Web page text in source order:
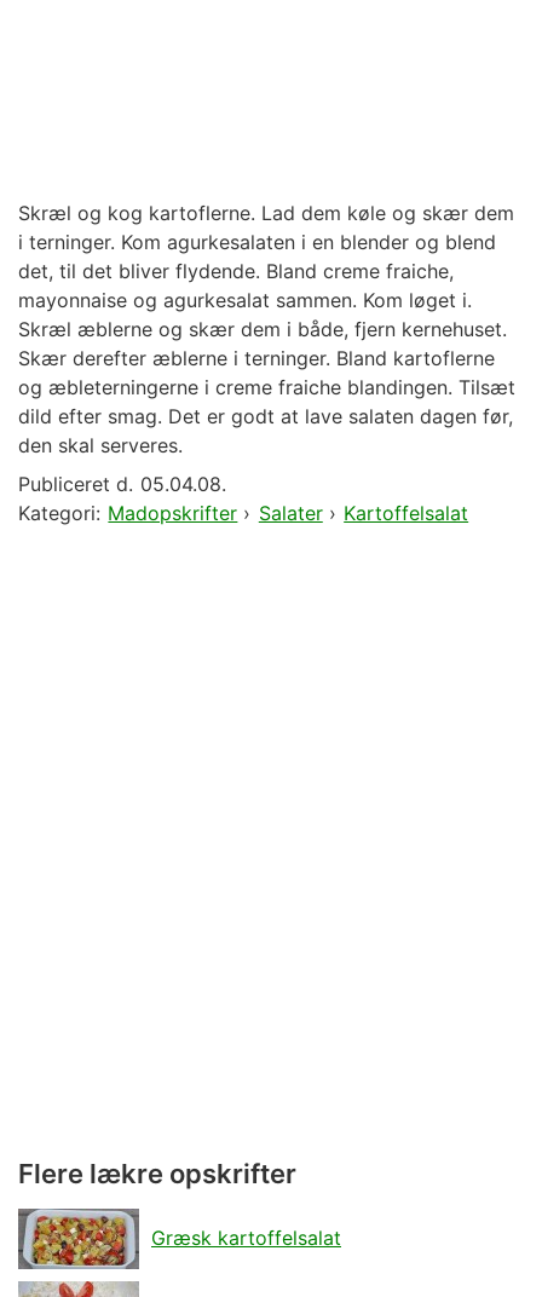
Skræl og kog kartoflerne. Lad dem køle og skær dem
i terninger. Kom agurkesalaten i en blender og blend
det, til det bliver flydende. Bland creme fraiche,
mayonnaise og agurkesalat sammen. Kom løget i.
Skræl æblerne og skær dem i både, fjern kernehuset.
Skær derefter æblerne i terninger. Bland kartoflerne
og æbleterningerne i creme fraiche blandingen. Tilsæt
dild efter smag. Det er godt at lave salaten dagen før,
den skal serveres.
Publiceret d. 05.04.08.
Kategori: Madopskrifter › Salater› Kartoffelsalat
Flere lækre opskrifter
Græsk kartoffelsalat